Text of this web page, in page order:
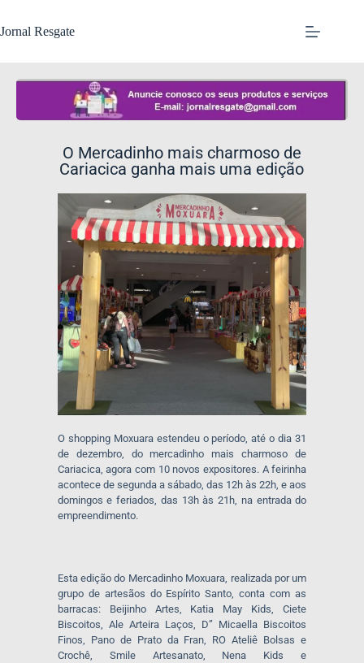
Jornal Resgate
O Mercadinho mais charmoso de
Cariacica ganha mais uma edição
O shopping Moxuara estendeu o período, até o dia 31
de dezembro, do mercadinho mais charmoso de
Cariacica, agora com 10 novos expositores. A feirinha
acontece de segunda a sábado, das 12h às 22h, e aos
domingos e feriados, das 13h às 21h, na entrada do
empreendimento.
Esta edição do Mercadinho Moxuara, realizada por um
grupo de artesãos do Espírito Santo, conta com as
barracas: Beijinho Artes, Katia May Kids, Ciete
Biscoitos, Ale Arteira Laços, D” Micaella Biscoitos
Finos, Pano de Prato da Fran, RO Ateliê Bolsas e
Crochê, Smile Artesanato, Nena Kids e